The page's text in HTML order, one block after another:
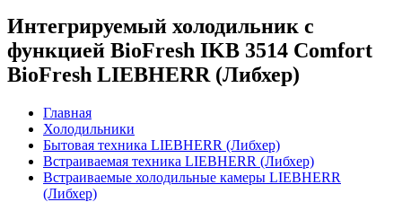
Интегрируемый холодильник с
функцией BioFresh IKB 3514 Comfort
BioFresh LIEBHERR (Либхер)
Главная
Холодильники
Бытовая техника LIEBHERR (Либхер)
Встраиваемая техника LIEBHERR (Либхер)
Встраиваемые холодильные камеры LIEBHERR
(Либхер)